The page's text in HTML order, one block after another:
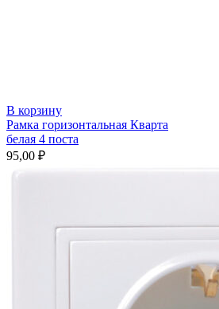
В корзину
Рамка горизонтальная Кварта
белая 4 поста
95,00 ₽